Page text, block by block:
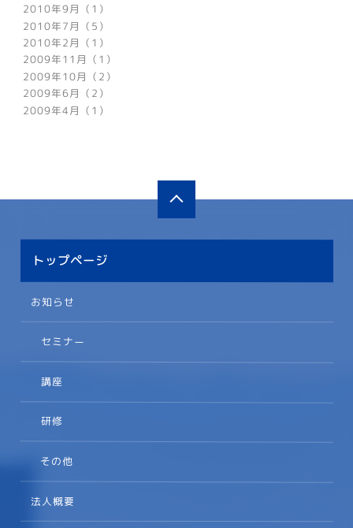
2010年9月（1）
2010年7月（5）
2010年2月（1）
2009年11月（1）
2009年10月（2）
2009年6月（2）
2009年4月（1）
トップページ
お知らせ
セミナー
講座
研修
その他
法人概要